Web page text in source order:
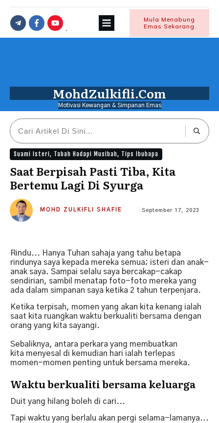
Mula Menabung
Emas Sekarang
MohdZulkifli.Com
Motivasi Kewangan & Simpanan Emas
Suami Isteri, Tabah Hadapi Musibah, Tips Ibubapa
Saat Berpisah Pasti Tiba, Kita
Bertemu Lagi Di Syurga
MOHD ZULKIFLI SHAFIE September 17, 2023
Rindu... Hanya Tuhan sahaja yang tahu betapa
rindunya saya kepada mereka semua; isteri dan anak-
anak saya. Sampai selalu saya bercakap-cakap
sendirian, sambil menatap foto-foto mereka yang
ada dalam simpanan saya ketika 2 tahun terpenjara.
Ketika terpisah, momen yang akan kita kenang ialah
saat kita ruangkan waktu berkualiti bersama dengan
orang yang kita sayangi.
Sebaliknya, antara perkara yang membuatkan
kita menyesal di kemudian hari ialah terlepas
momen-momen penting untuk bersama mereka.
Waktu berkualiti bersama keluarga
Duit yang hilang boleh di cari...
Tapi waktu yang berlalu akan pergi selama-lamanya...